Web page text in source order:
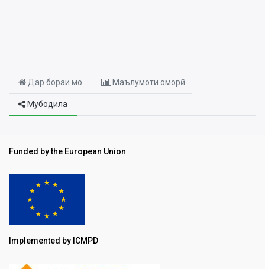
Дар бораи мо Маълумоти оморӣ
Мубодила
Funded by the European Union
Implemented by ICMPD